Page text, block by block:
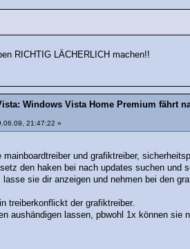
RICHTIG LÄCHERLICH machen!!
Windows Vista Home Premium fährt
21:47:22 »
und grafiktreiber,
den haken bei nach updates suchen und
sie dir anzeigen und nehmen bei den
treiberkonflickt der grafiktreiber.
aushändigen lassen, pbwohl 1x können sie